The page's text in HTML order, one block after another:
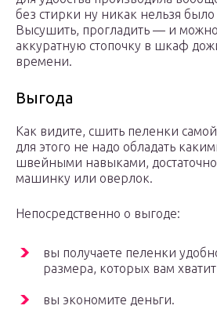
без стирки ну никак нельзя было
Высушить, прогладить — и
аккуратную стопочку в шкаф
времени.
Выгода
Как видите, сшить пеленки
для этого не надо обладать
швейными навыками,
машинку или оверлок.
Непосредственно о выгоде:
вы получаете пеленки
размера, которых вам
вы экономите деньги.